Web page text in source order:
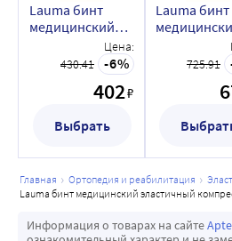
Lauma бинт
медицинский
компрессионный
смx1,5 м/малой
Цена:
430.41
6
402₽
Выбрать
Lauma бинт
модель 6 8
725.91
главная ортопедия и реабилитация
lauma бинт медицинский эластичный компрессионный
Информация о товарах на сайте